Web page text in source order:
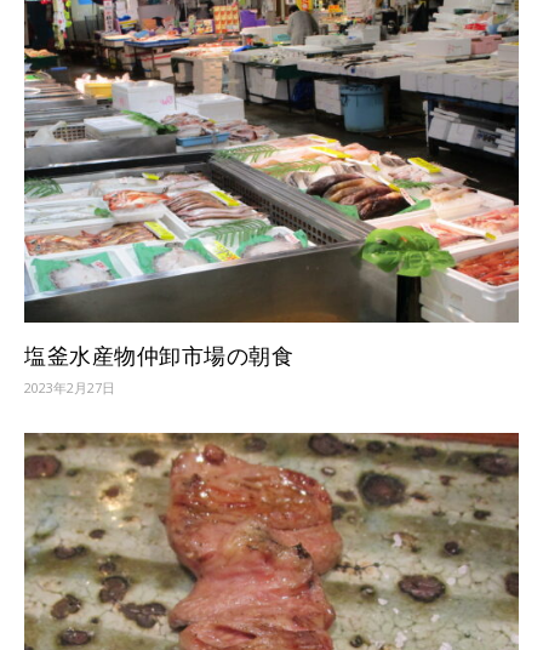
塩釜水産物仲卸市場の朝食
2023年2月27日